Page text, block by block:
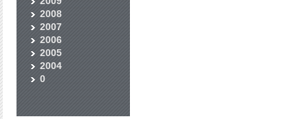
2008
2007
2006
2005
2004
0